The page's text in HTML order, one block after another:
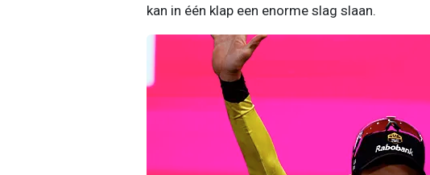
kan in één klap een enorme slag slaan.